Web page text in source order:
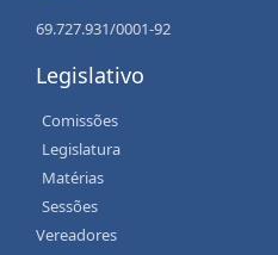
69.727.931/0001-92
Legislativo
Comissões
Legislatura
Matérias
Sessões
Vereadores